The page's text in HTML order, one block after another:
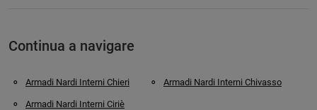
Continua a navigare
Armadi Nardi Interni Chieri Armadi Nardi Interni Chivasso
Armadi Nardi Interni Ciriè